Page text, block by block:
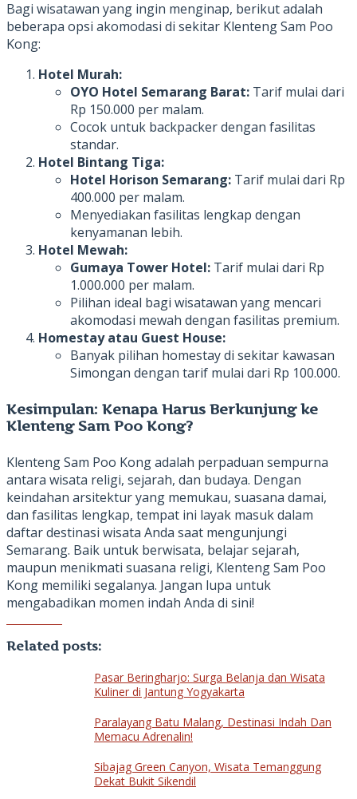
Bagi wisatawan yang ingin menginap, berikut adalah
beberapa opsi akomodasi di sekitar Klenteng Sam Poo
Kong:
Hotel Murah:
OYO Hotel Semarang Barat: Tarif mulai dari
Rp 150.000 per malam.
Cocok untuk backpacker dengan fasilitas
standar.
Hotel Bintang Tiga:
Hotel Horison Semarang: Tarif mulai dari Rp
400.000 per malam.
Menyediakan fasilitas lengkap dengan
kenyamanan lebih.
Hotel Mewah:
Gumaya Tower Hotel: Tarif mulai dari Rp
1.000.000 per malam.
Pilihan ideal bagi wisatawan yang mencari
akomodasi mewah dengan fasilitas premium.
Homestay atau Guest House:
Banyak pilihan homestay di sekitar kawasan
Simongan dengan tarif mulai dari Rp 100.000.
Kesimpulan: Kenapa Harus Berkunjung ke
Klenteng Sam Poo Kong?
Klenteng Sam Poo Kong adalah perpaduan sempurna
antara wisata religi, sejarah, dan budaya. Dengan
keindahan arsitektur yang memukau, suasana damai,
dan fasilitas lengkap, tempat ini layak masuk dalam
daftar destinasi wisata Anda saat mengunjungi
Semarang. Baik untuk berwisata, belajar sejarah,
maupun menikmati suasana religi, Klenteng Sam Poo
Kong memiliki segalanya. Jangan lupa untuk
mengabadikan momen indah Anda di sini!
Related posts:
Pasar Beringharjo: Surga Belanja dan Wisata
Kuliner di Jantung Yogyakarta
Paralayang Batu Malang, Destinasi Indah Dan
Memacu Adrenalin!
Sibajag Green Canyon, Wisata Temanggung
Dekat Bukit Sikendil